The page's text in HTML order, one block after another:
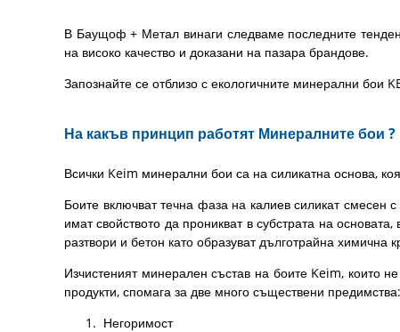
В Баущоф + Метал винаги следваме последните
на високо качество и доказани на пазара брандове.
Запознайте се отблизо с екологичните минерални бои
На какъв принцип работят Минералните бои ?
Всички Keim минерални бои са на силикатна основа,
Боите включват течна фаза на калиев силикат смесен
имат свойството да проникват в субстрата на
разтвори и бетон като образуват дълготрайна химична
Изчистеният минерален състав на боите Keim, които
продукти, спомага за две много съществени предимства:
Негоримост